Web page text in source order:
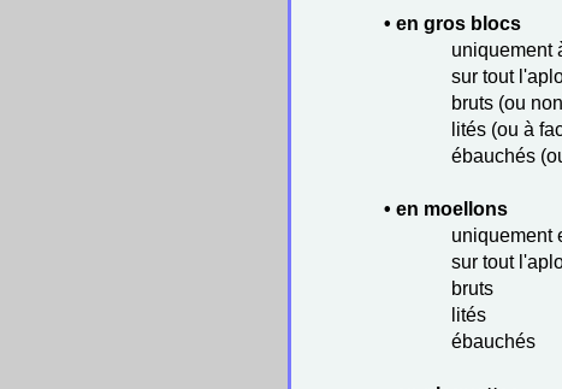
• en gros blocs
uniquement
sur tout
bruts (ou
lités (ou à
ébauchés
• en moellons
uniquement
sur tout
bruts
lités
ébauchés